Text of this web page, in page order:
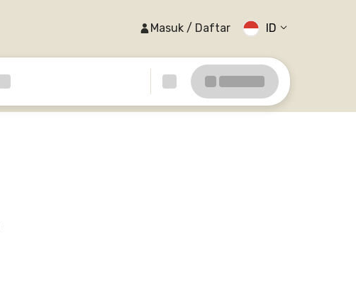
Masuk / Daftar ID